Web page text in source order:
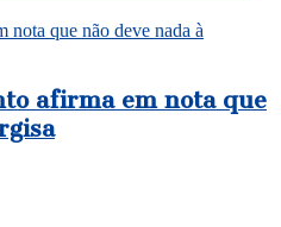
nota que não deve nada à
afirma em nota que